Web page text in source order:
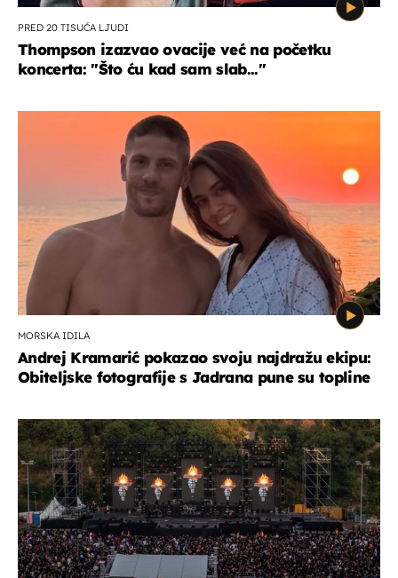
PRED 20 TISUĆA LJUDI
Thompson izazvao ovacije već na početku
koncerta: "Što ću kad sam slab..."
MORSKA IDILA
Andrej Kramarić pokazao svoju najdražu ekipu:
Obiteljske fotografije s Jadrana pune su topline